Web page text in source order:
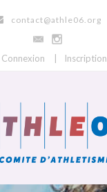
contact@athle06.org
Connexion Inscription